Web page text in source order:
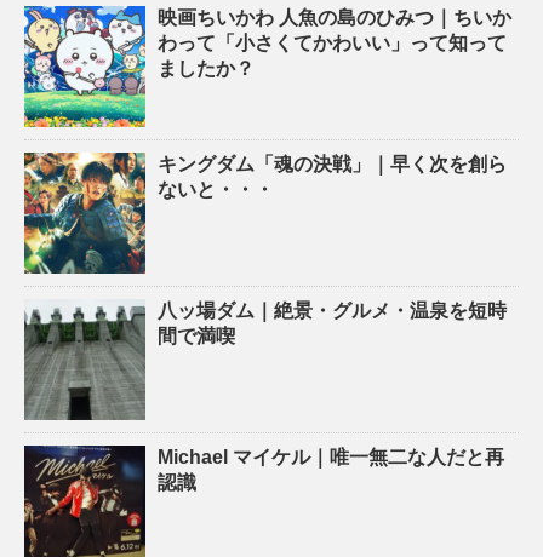
映画ちいかわ 人魚の島のひみつ｜ちいか
わって「小さくてかわいい」って知って
ましたか？
キングダム「魂の決戦」｜早く次を創ら
ないと・・・
八ッ場ダム｜絶景・グルメ・温泉を短時
間で満喫
Michael マイケル｜唯一無二な人だと再
認識